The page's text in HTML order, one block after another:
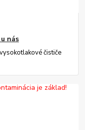
nás
čističe